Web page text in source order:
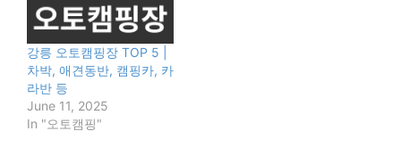
강릉 오토캠핑장 TOP 5 |
차박, 애견동반, 캠핑카, 카
라반 등
June 11, 2025
In "오토캠핑"